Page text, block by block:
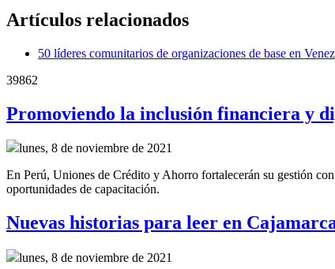
Artículos relacionados
50 líderes comunitarios de organizaciones de base en
39862
Promoviendo la inclusión financiera y
lunes, 8 de noviembre de 2021
En Perú, Uniones de Crédito y Ahorro fortalecerán su gestión
oportunidades de capacitación.
Nuevas historias para leer en
lunes, 8 de noviembre de 2021